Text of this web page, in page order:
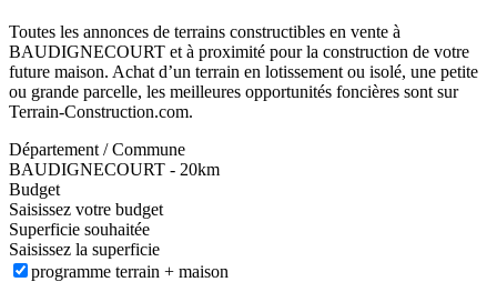
Toutes les annonces de terrains constructibles en vente à
BAUDIGNECOURT et à proximité pour la construction de votre
future maison. Achat d’un terrain en lotissement ou isolé, une petite
ou grande parcelle, les meilleures opportunités foncières sont sur
Terrain-Construction.com.
Département / Commune
BAUDIGNECOURT - 20km
Budget
Saisissez votre budget
Superficie souhaitée
Saisissez la superficie
programme terrain + maison